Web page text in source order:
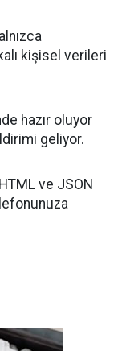
kişisel verileri
hazır oluyor
geliyor.
ve JSON